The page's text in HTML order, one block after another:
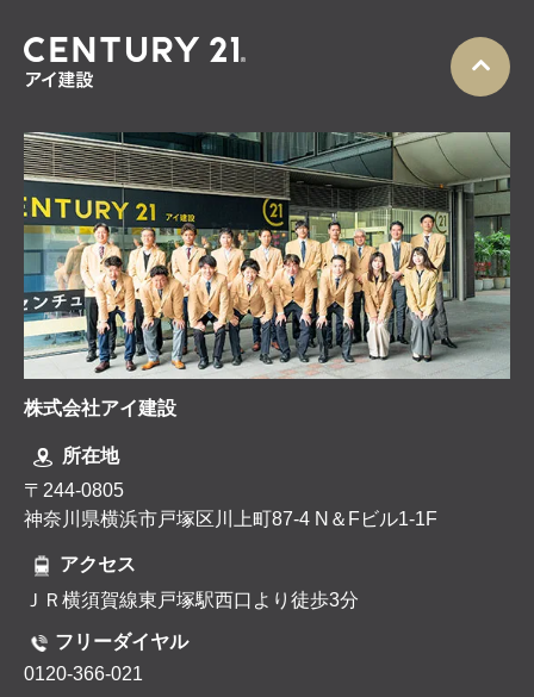
株式会社アイ建設
所在地
〒244-0805
神奈川県横浜市戸塚区川上町87-4 N＆Fビル1-1F
アクセス
ＪＲ横須賀線東戸塚駅西口より徒歩3分
フリーダイヤル
0120-366-021